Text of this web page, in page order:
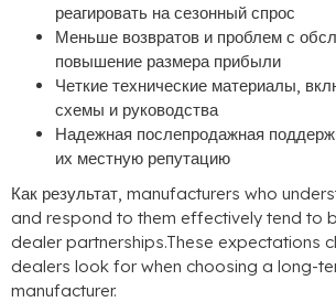
реагировать на сезонный спрос
Меньше возвратов и проблем с
повышение размера прибыли
Четкие технические материалы,
схемы и руководства
Надежная послепродажная
их местную репутацию
Как результат, manufacturers who
and respond to them effectively tend to
dealer partnerships.These expectations
dealers look for when choosing a long-
manufacturer.